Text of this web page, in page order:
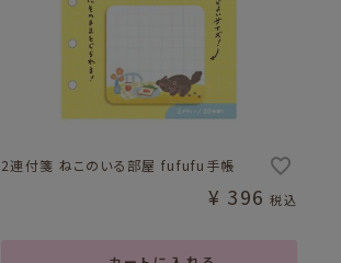
2連付箋 ねこのいる部屋 fufufu手帳
¥ 396 税込